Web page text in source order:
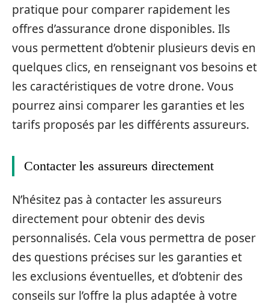
pratique pour comparer rapidement les
offres d’assurance drone disponibles. Ils
vous permettent d’obtenir plusieurs devis en
quelques clics, en renseignant vos besoins et
les caractéristiques de votre drone. Vous
pourrez ainsi comparer les garanties et les
tarifs proposés par les différents assureurs.
Contacter les assureurs directement
N’hésitez pas à contacter les assureurs
directement pour obtenir des devis
personnalisés. Cela vous permettra de poser
des questions précises sur les garanties et
les exclusions éventuelles, et d’obtenir des
conseils sur l’offre la plus adaptée à votre